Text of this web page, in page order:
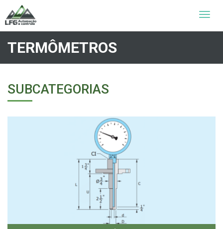
Toggle
TERMÔMETROS
SUBCATEGORIAS